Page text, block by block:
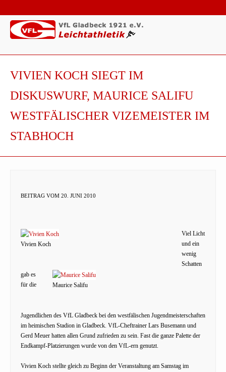
VIVIEN KOCH SIEGT IM
DISKUSWURF, MAURICE SALIFU
WESTFÄLISCHER VIZEMEISTER IM
STABHOCH
BEITRAG VOM 20. JUNI 2010
Vivien Koch
Maurice Salifu
Viel Licht
und ein
wenig
Schatten
gab es
für die
Jugendlichen des VfL Gladbeck bei den westfälischen Jugendmeisterschaften
im heimischen Stadion in Gladbeck. VfL-Cheftrainer Lars Busemann und
Gerd Meuer hatten allen Grund zufrieden zu sein. Fast die ganze Palette der
Endkampf-Platzierungen wurde von den VfL-ern genutzt.
Vivien Koch stellte gleich zu Beginn der Veranstaltung am Samstag im